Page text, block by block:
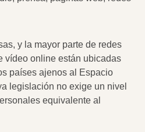
y la mayor parte de redes
vídeo online están ubicadas
países ajenos al Espacio
legislación no exige un nivel
equivalente al